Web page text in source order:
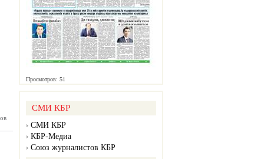
Просмотров: 51
СМИ КБР
СМИ КБР
КБР-Медиа
Союз журналистов КБР
№105